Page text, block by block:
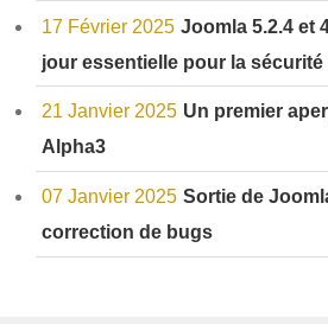
17 Février 2025 Joomla 5.2.4 et
jour essentielle pour la
21 Janvier 2025 Un premier
Alpha3
07 Janvier 2025 Sortie de
correction de bugs